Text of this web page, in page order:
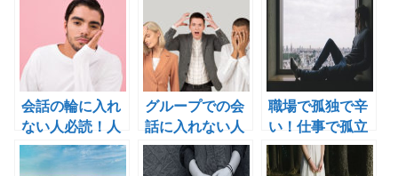
会話の輪に入れ
ない人必読！人
の輪に入れない
原因４選！
グループでの会
話に入れない人
必見！人の輪に
入れない原因と
職場で孤独で辛
い！仕事で孤立
してしまったと
きの対処法３